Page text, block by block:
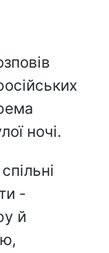
ночі.
-
й